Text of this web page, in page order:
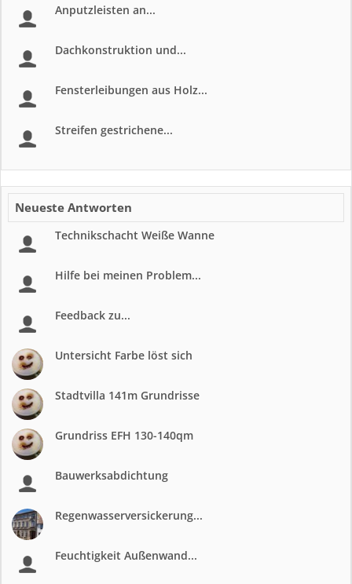
Anputzleisten an...
Dachkonstruktion und...
Fensterleibungen aus Holz...
Streifen gestrichene...
Neueste Antworten
Technikschacht Weiße Wanne
Hilfe bei meinen Problem...
Feedback zu...
Untersicht Farbe löst sich
Stadtvilla 141m Grundrisse
Grundriss EFH 130-140qm
Bauwerksabdichtung
Regenwasserversickerung...
Feuchtigkeit Außenwand...